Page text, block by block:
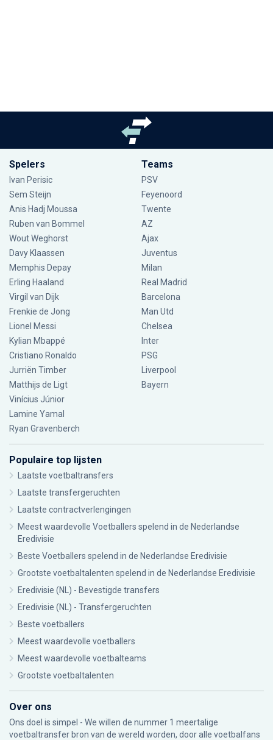
Spelers
Ivan Perisic
Sem Steijn
Anis Hadj Moussa
Ruben van Bommel
Wout Weghorst
Davy Klaassen
Memphis Depay
Erling Haaland
Virgil van Dijk
Frenkie de Jong
Lionel Messi
Kylian Mbappé
Cristiano Ronaldo
Jurriën Timber
Matthijs de Ligt
Vinícius Júnior
Lamine Yamal
Ryan Gravenberch
Teams
PSV
Feyenoord
Twente
AZ
Ajax
Juventus
Milan
Real Madrid
Barcelona
Man Utd
Chelsea
Inter
PSG
Liverpool
Bayern
Populaire top lijsten
Laatste voetbaltransfers
Laatste transfergeruchten
Laatste contractverlengingen
Meest waardevolle Voetballers spelend in de Nederlandse
Eredivisie
Beste Voetballers spelend in de Nederlandse Eredivisie
Grootste voetbaltalenten spelend in de Nederlandse Eredivisie
Eredivisie (NL) - Bevestigde transfers
Eredivisie (NL) - Transfergeruchten
Beste voetballers
Meest waardevolle voetballers
Meest waardevolle voetbalteams
Grootste voetbaltalenten
Over ons
Ons doel is simpel - We willen de nummer 1 meertalige
voetbaltransfer bron van de wereld worden, door alle voetbalfans